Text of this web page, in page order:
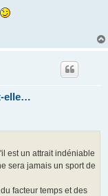
elle…
est un attrait indéniable
sera jamais un sport de
facteur temps et des